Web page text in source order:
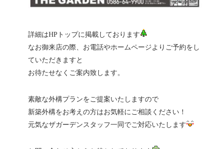
詳細はHPトップに掲載しております
なお御来店の際、お電話やホームページよりご予約をし
ていただきますと
お待たせなくご案内致します。
素敵な外構プランをご提案いたしますので
新築外構をお考えの方はお気軽にご相談ください！
元気なザガーデンスタッフ一同でご対応いたします